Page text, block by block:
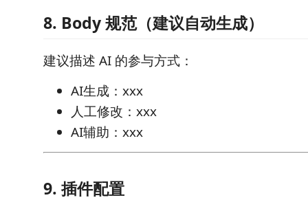
8. Body 规范（建议自动生成）
建议描述 AI 的参与方式：
AI生成：xxx
人工修改：xxx
AI辅助：xxx
9. 插件配置